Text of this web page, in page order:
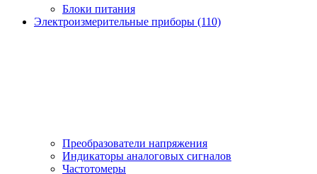
Блоки питания
Электроизмерительные приборы (110)
Преобразователи напряжения
Индикаторы аналоговых сигналов
Частотомеры